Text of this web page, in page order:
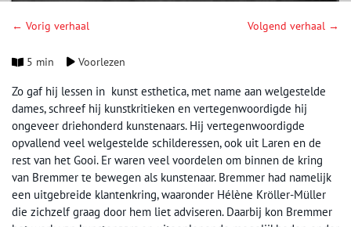
← Vorig verhaal Volgend verhaal →
5 min Voorlezen
Zo gaf hij lessen in kunst esthetica, met name aan welgestelde
dames, schreef hij kunstkritieken en vertegenwoordigde hij
ongeveer driehonderd kunstenaars. Hij vertegenwoordigde
opvallend veel welgestelde schilderessen, ook uit Laren en de
rest van het Gooi. Er waren veel voordelen om binnen de kring
van Bremmer te bewegen als kunstenaar. Bremmer had namelijk
een uitgebreide klantenkring, waaronder Hélène Kröller-Müller
die zichzelf graag door hem liet adviseren. Daarbij kon Bremmer